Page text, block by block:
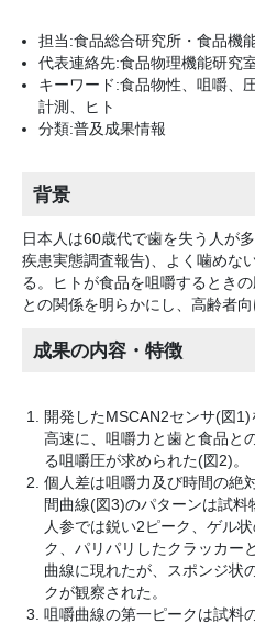
担当:食品総合研究所・食品機
代表連絡先:食品物理機能研究
キーワード:食品物性、咀嚼、
計測、ヒト
分類:普及成果情報
背景
日本人は60歳代で歯を失う人が
疾患実態調査報告)、よく噛めな
る。ヒトが食品を咀嚼するとき
との関係を明らかにし、高齢者向
成果の内容・特徴
開発したMSCAN2センサ(図1)
高速に、咀嚼力と歯と食品と
る咀嚼圧が求められた(図2)。
個人差は咀嚼力及び時間の絶
間曲線(図3)のパターンは試
人参では鋭い2ピーク、ゲル
ク、パリパリしたクラッカー
曲線に現れたが、スポンジ状
クが観察された。
咀嚼曲線の第一ピークは試料